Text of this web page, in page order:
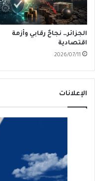
الجزائر… نجاحٌ رقابي وأزمة
اقتصادية
2026/07/11
الإعلانات